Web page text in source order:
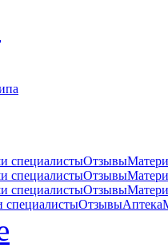
специалистыОтзывы
специалистыОтзывы
специалистыОтзывы
ОтзывыАптека